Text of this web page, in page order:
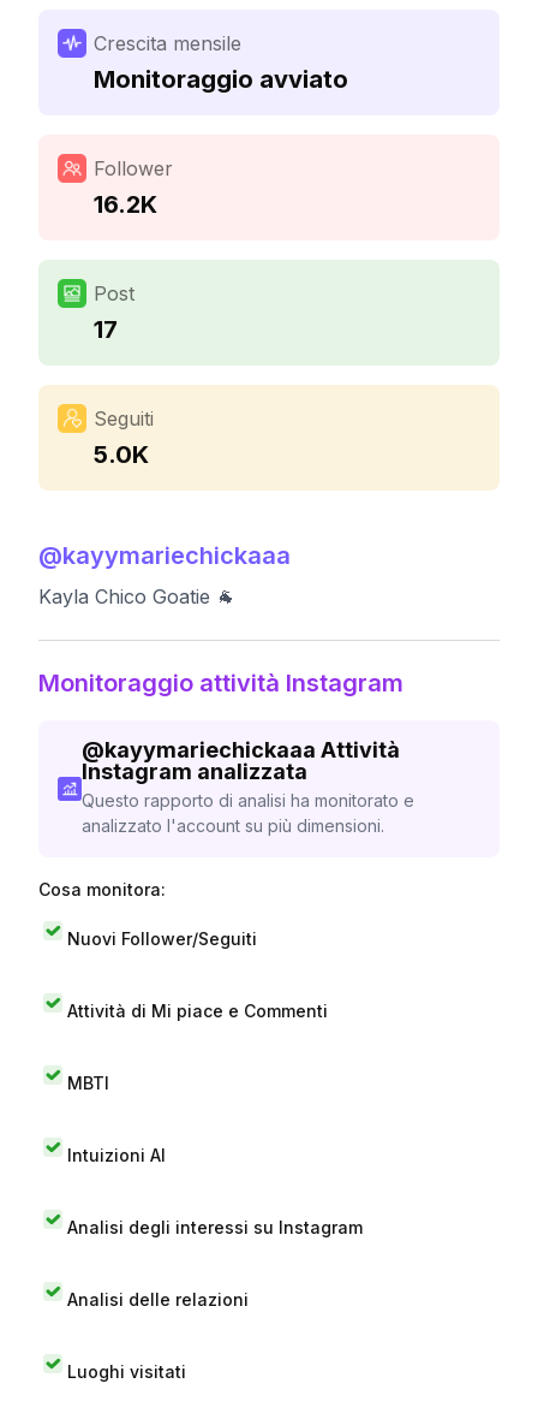
Crescita mensile
Monitoraggio avviato
Follower
16.2K
Post
17
Seguiti
5.0K
@kayymariechickaaa
Kayla Chico Goatie 🐐
Monitoraggio attività Instagram
@kayymariechickaaa Attività
Instagram analizzata
Questo rapporto di analisi ha monitorato e
analizzato l'account su più dimensioni.
Cosa monitora:
Nuovi Follower/Seguiti
Attività di Mi piace e Commenti
MBTI
Intuizioni AI
Analisi degli interessi su Instagram
Analisi delle relazioni
Luoghi visitati